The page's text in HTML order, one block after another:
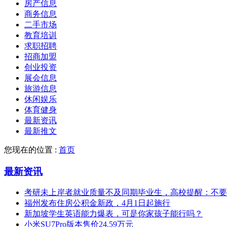
房产信息
商务信息
二手市场
教育培训
求职招聘
招商加盟
创业投资
展会信息
旅游信息
休闲娱乐
体育健身
最新资讯
最新推文
您现在的位置 : 首页
最新资讯
考研未上岸者就业质量不及同期毕业生，高校提醒：不
福州发布住房公积金新政，4月1日起施行
新加坡学生英语能力爆表，可是你家孩子能行吗？
小米SU7Pro版本售价24.59万元